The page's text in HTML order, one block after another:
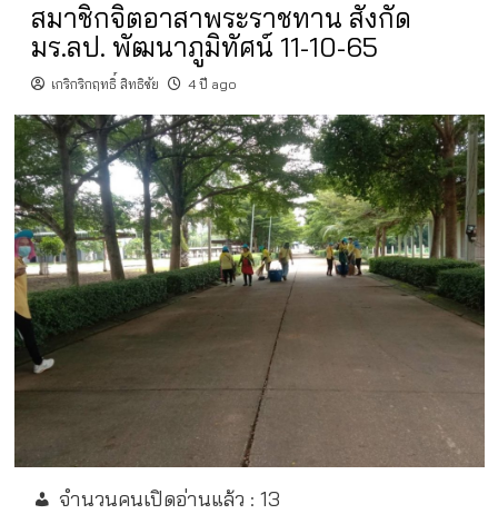
สมาชิกจิตอาสาพระราชทาน สังกัด
มร.ลป. พัฒนาภูมิทัศน์ 11-10-65
เกริกริกฤทธิ์ สิทธิชัย 4 ปี ago
จำนวนคนเปิดอ่านแล้ว : 13